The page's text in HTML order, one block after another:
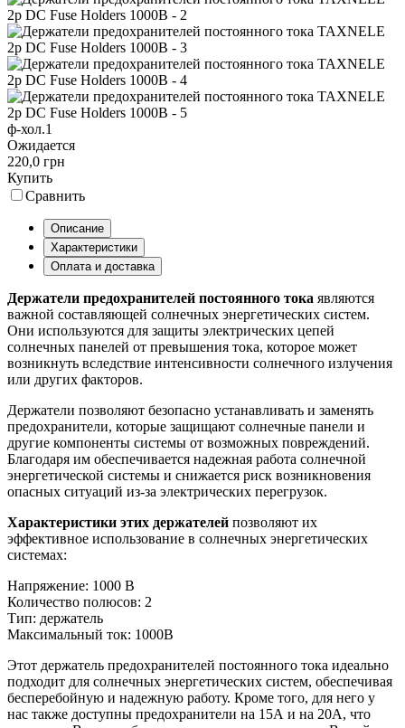
ф-хол.1
Ожидается
220,0 грн
Купить
Сравнить
Описание
Характеристики
Оплата и доставка
Держатели предохранителей постоянного тока являются
важной составляющей солнечных энергетических систем.
Они используются для защиты электрических цепей
солнечных панелей от превышения тока, которое может
возникнуть вследствие интенсивности солнечного излучения
или других факторов.
Держатели позволяют безопасно устанавливать и заменять
предохранители, которые защищают солнечные панели и
другие компоненты системы от возможных повреждений.
Благодаря им обеспечивается надежная работа солнечной
энергетической системы и снижается риск возникновения
опасных ситуаций из-за электрических перегрузок.
Характеристики этих держателей позволяют их
эффективное использование в солнечных энергетических
системах:
Напряжение: 1000 В
Количество полюсов: 2
Тип: держатель
Максимальный ток: 1000В
Этот держатель предохранителей постоянного тока идеально
подходит для солнечных энергетических систем, обеспечивая
бесперебойную и надежную работу. Кроме того, для него у
нас также доступны предохранители на 15А и на 20А, что